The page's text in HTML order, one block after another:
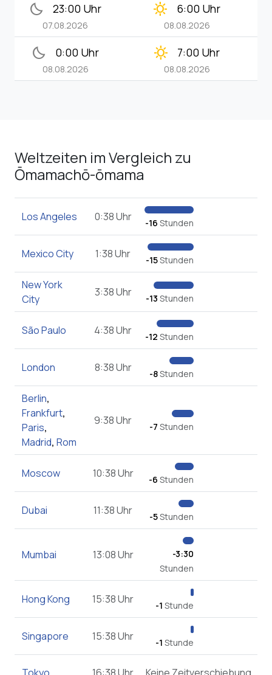
bedtime 23:00 Uhr
07.08.2026
clear_day 6:00 Uhr
08.08.2026
bedtime 0:00 Uhr
08.08.2026
clear_day 7:00 Uhr
08.08.2026
Weltzeiten im Vergleich zu
Ōmamachō-ōmama
Los Angeles 0:38 Uhr -16 Stunden
Mexico City 1:38 Uhr -15Stunden
New York
City
3:38 Uhr -13 Stunden
São Paulo 4:38 Uhr -12 Stunden
London 8:38 Uhr -8Stunden
Berlin,
Frankfurt,
Paris,
Madrid, Rom
9:38 Uhr -7 Stunden
Moscow 10:38 Uhr -6 Stunden
Dubai 11:38 Uhr -5Stunden
Mumbai 13:08 Uhr
-3:30
Stunden
Hong Kong 15:38 Uhr -1 Stunde
Singapore 15:38 Uhr -1 Stunde